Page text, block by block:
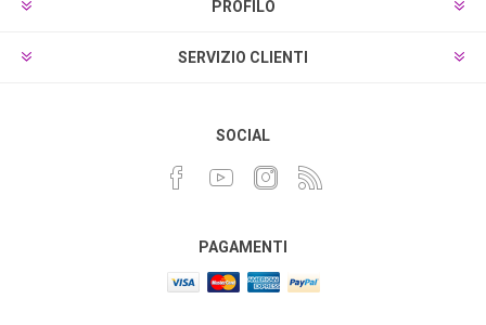
PROFILO
SERVIZIO CLIENTI
SOCIAL
PAGAMENTI